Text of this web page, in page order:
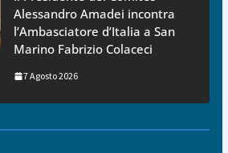
Alessandro Amadei incontra
l’Ambasciatore d’Italia a San
Marino Fabrizio Colaceci
7 Agosto 2026